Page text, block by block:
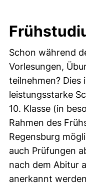
Schon während
Vorlesungen,
teilnehmen? Dies
leistungsstarke
10. Klasse (in
Rahmen des
Regensburg
auch Prüfungen
nach dem Abitur
anerkannt